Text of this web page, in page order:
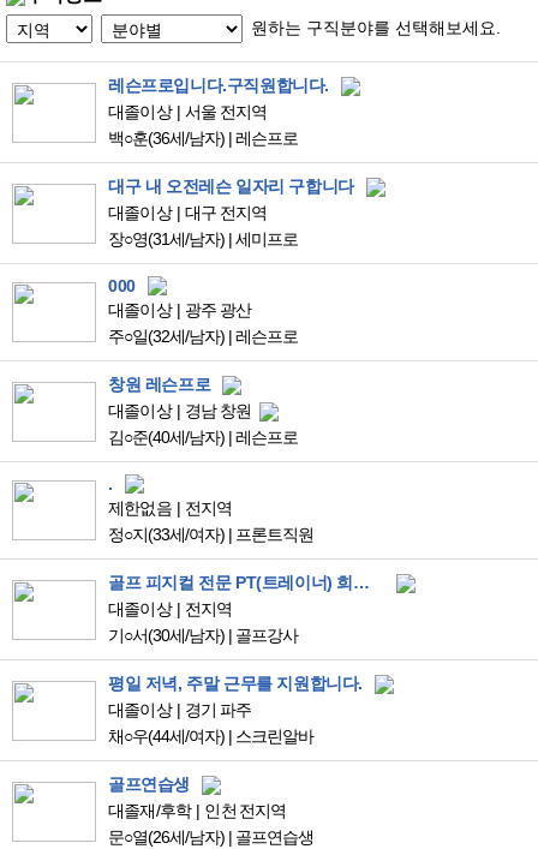
원하는 구직분야를 선택해보세요.
레슨프로입니다.구직원합니다.
대졸이상
서울 전지역
백○훈(36세/남자) |레슨프로
대구 내 오전레슨 일자리 구합니다
대졸이상
대구 전지역
장○영(31세/남자) |세미프로
000
대졸이상
광주 광산
주○일(32세/남자) |레슨프로
창원 레슨프로
대졸이상
경남 창원
김○준(40세/남자) |레슨프로
.
제한없음
전지역
정○지(33세/여자) | 프론트직원
골프 피지컬 전문 PT(트레이너) 희망합니다.
대졸이상
전지역
기○서(30세/남자) | 골프강사
평일 저녁, 주말 근무를 지원합니다.
대졸이상
경기 파주
채○우(44세/여자) | 스크린알바
골프연습생
대졸재/후학
인천 전지역
문○열(26세/남자) | 골프연습생